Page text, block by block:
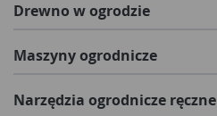
Drewno w ogrodzie
Maszyny ogrodnicze
Narzędzia ogrodnicze ręczne